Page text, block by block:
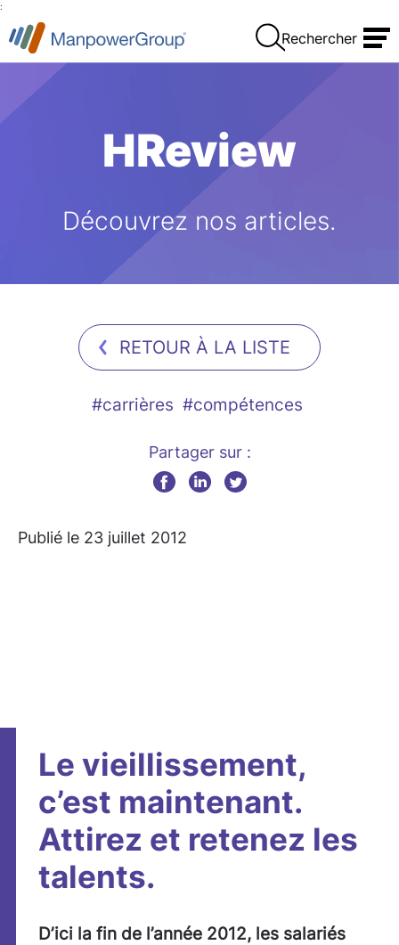
:
Rechercher
HReview
Découvrez nos articles.
RETOUR À LA LISTE
#carrières #compétences
Partager sur :
Publié le 23 juillet 2012
Le vieillissement,
c’est maintenant.
Attirez et retenez les
talents.
D’ici la fin de l’année 2012, les salariés